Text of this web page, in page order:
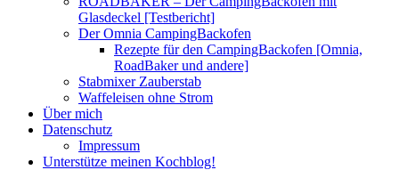
Glasdeckel [Testbericht]
Der Omnia CampingBackofen
Rezepte für den CampingBackofen [Omnia,
RoadBaker und andere]
Stabmixer Zauberstab
Waffeleisen ohne Strom
Über mich
Datenschutz
Impressum
Unterstütze meinen Kochblog!